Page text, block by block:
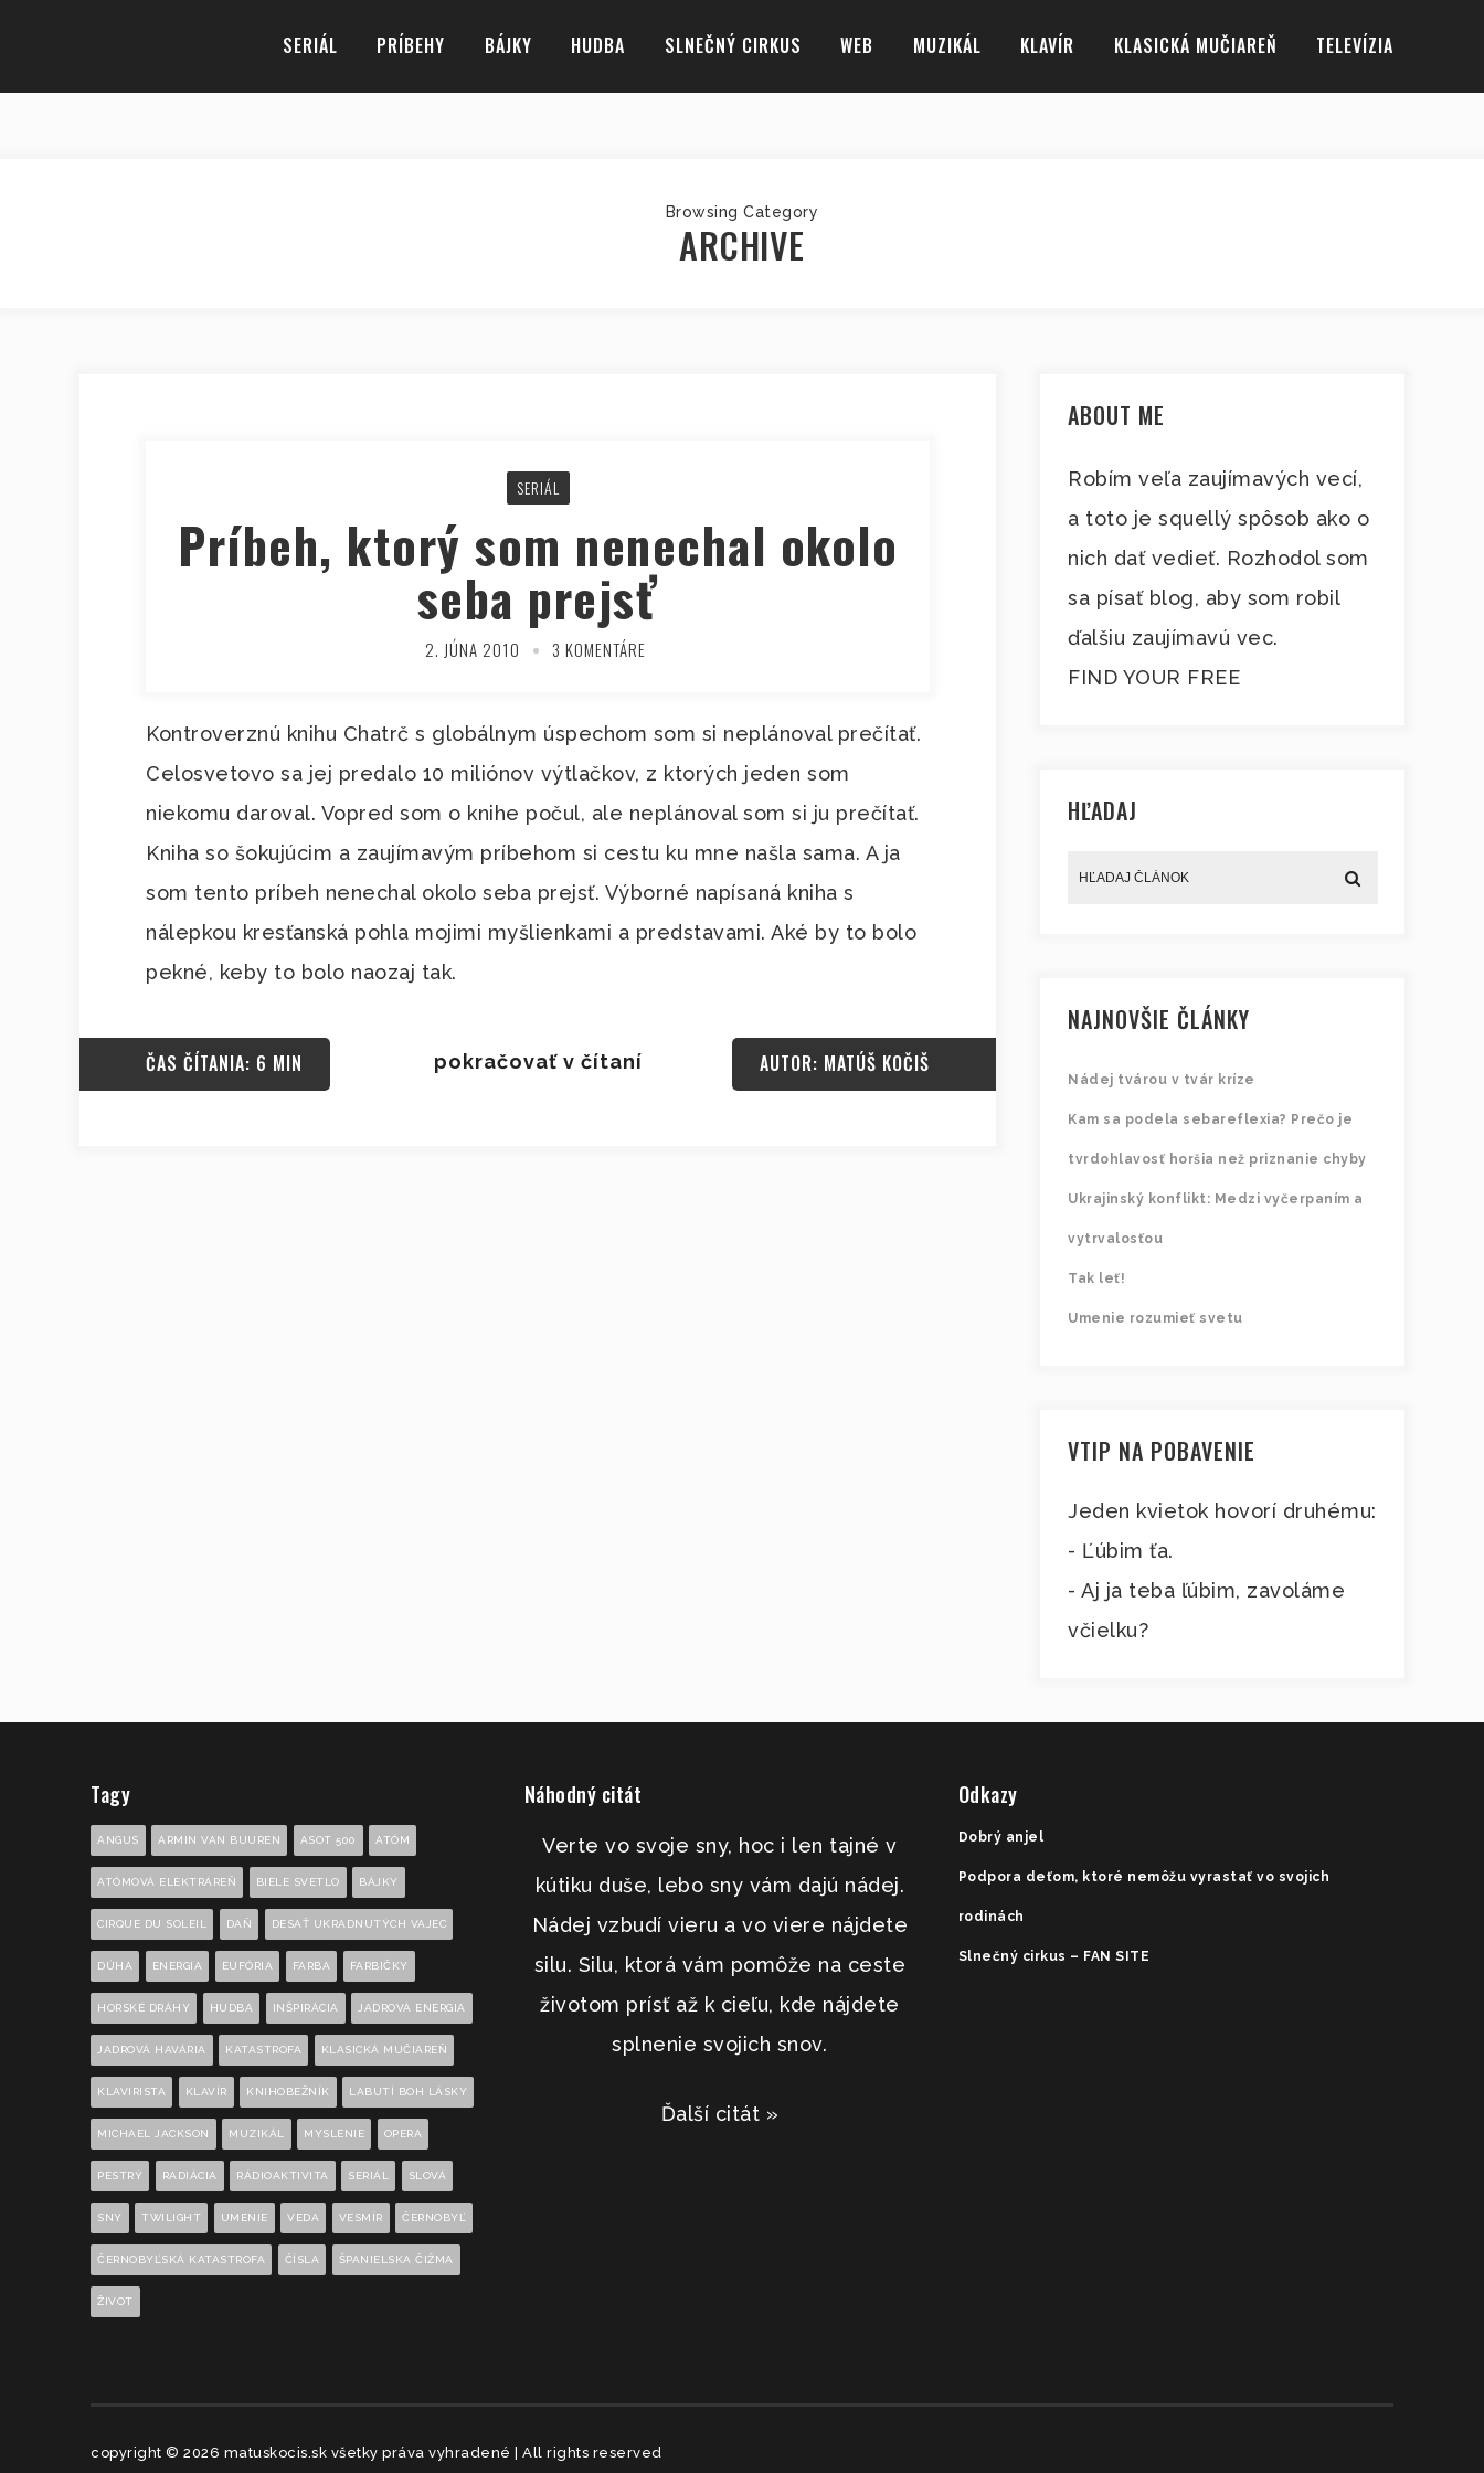
SERIÁL PRÍBEHY BÁJKY HUDBA SLNEČNÝ CIRKUS WEB MUZIKÁL KLAVÍR KLASICKÁ MUČIAREŇ TELEVÍZIA
Browsing Category
ARCHIVE
SERIÁL
Príbeh, ktorý som nenechal okolo
seba prejsť
2. JÚNA 2010 3 KOMENTÁRE
Kontroverznú knihu Chatrč s globálnym úspechom som si neplánoval prečítať.
Celosvetovo sa jej predalo 10 miliónov výtlačkov, z ktorých jeden som
niekomu daroval. Vopred som o knihe počul, ale neplánoval som si ju prečítať.
Kniha so šokujúcim a zaujímavým príbehom si cestu ku mne našla sama. A ja
som tento príbeh nenechal okolo seba prejsť. Výborné napísaná kniha s
nálepkou kresťanská pohla mojimi myšlienkami a predstavami. Aké by to bolo
pekné, keby to bolo naozaj tak.
pokračovať v čítaní
ČAS ČÍTANIA: 6 MIN AUTOR: MATÚŠ KOČIŠ
ABOUT ME
Robím veľa zaujímavých vecí,
a toto je squellý spôsob ako o
nich dať vedieť. Rozhodol som
sa písať blog, aby som robil
ďalšiu zaujímavú vec.
FIND YOUR FREE
HĽADAJ
NAJNOVŠIE ČLÁNKY
Nádej tvárou v tvár kríze
Kam sa podela sebareflexia? Prečo je
tvrdohlavosť horšia než priznanie chyby
Ukrajinský konflikt: Medzi vyčerpaním a
vytrvalosťou
Tak leť!
Umenie rozumieť svetu
VTIP NA POBAVENIE
Jeden kvietok hovorí druhému:
- Ľúbim ťa.
- Aj ja teba ľúbim, zavoláme
včielku?
Tagy
ANGUS ARMIN VAN BUUREN ASOT 500 ATÓM
ATÓMOVÁ ELEKTRÁREŇ BIELE SVETLO BÁJKY
CIRQUE DU SOLEIL DAŇ DESAŤ UKRADNUTÝCH VAJEC
DÚHA ENERGIA EUFÓRIA FARBA FARBIČKY
HORSKÉ DRÁHY HUDBA INŠPIRÁCIA JADROVÁ ENERGIA
JADROVÁ HAVÁRIA KATASTROFA KLASICKÁ MUČIAREŇ
KLAVIRISTA KLAVÍR KNIHOBEŽNÍK LABUTÍ BOH LÁSKY
MICHAEL JACKSON MUZIKÁL MYSLENIE OPERA
PESTRÝ RADIÁCIA RÁDIOAKTIVITA SERIÁL SLOVÁ
SNY TWILIGHT UMENIE VEDA VESMÍR ČERNOBYĽ
ČERNOBYĽSKÁ KATASTROFA ČÍSLA ŠPANIELSKA ČIŽMA
ŽIVOT
Náhodný citát
Verte vo svoje sny, hoc i len tajné v
kútiku duše, lebo sny vám dajú nádej.
Nádej vzbudí vieru a vo viere nájdete
silu. Silu, ktorá vám pomôže na ceste
životom prísť až k cieľu, kde nájdete
splnenie svojich snov.
Ďalší citát »
Odkazy
Dobrý anjel
Podpora deťom, ktoré nemôžu vyrastať vo svojich
rodinách
Slnečný cirkus – FAN SITE
copyright © 2026 matuskocis.sk všetky práva vyhradené | All rights reserved